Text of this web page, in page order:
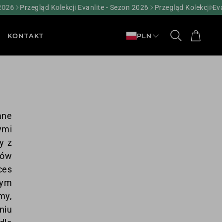
Przegląd Kolekcji Evanlite - Sezon 2026 Przegląd Kolekcji
KONTAKT PLN
Szukaj
z